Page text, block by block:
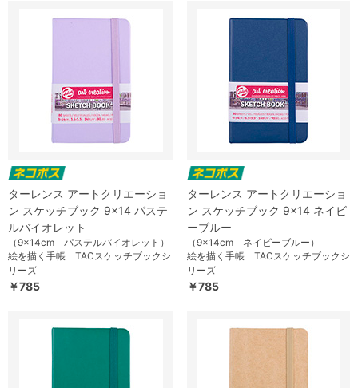
ターレンス アートクリエーショ
ン スケッチブック 9×14 パステ
ルバイオレット
（9×14cm パステルバイオレット）
絵を描く手帳 TACスケッチブックシ
リーズ
￥785
ターレンス アートクリエーショ
ン スケッチブック 9×14 ネイビ
ーブルー
（9×14cm ネイビーブルー）
絵を描く手帳 TACスケッチブックシ
リーズ
￥785